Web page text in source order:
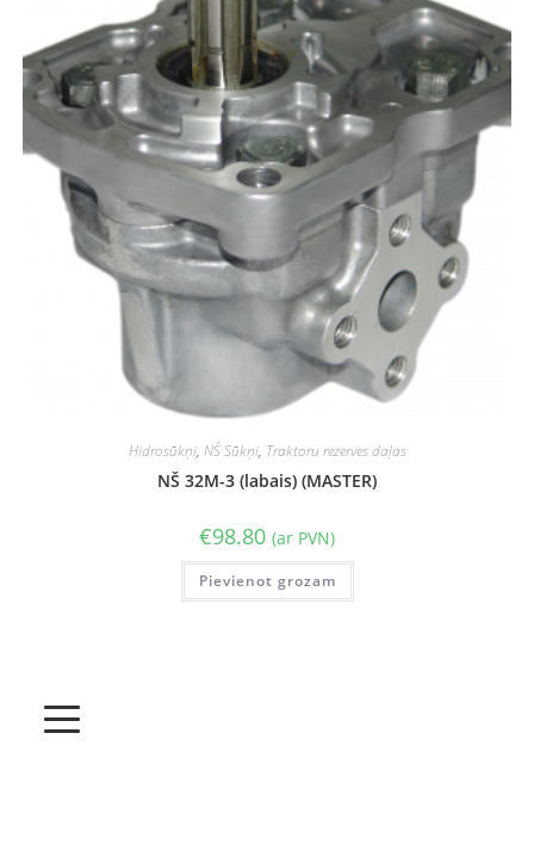
Hidrosūkņi, NŠ Sūkņi, Traktoru rezerves daļas
NŠ 32M-3 (labais) (MASTER)
€98.80 (ar PVN)
Pievienot grozam